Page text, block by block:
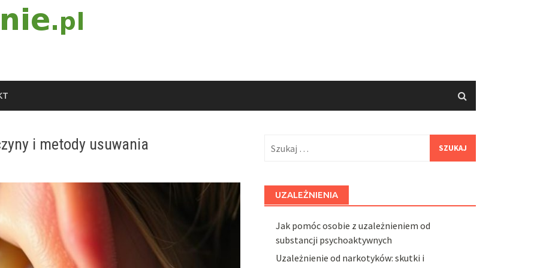
i metody usuwania
UZALEŻNIENIA
Jak pomóc osobie z uzależnieniem od
substancji psychoaktywnych
Uzależnienie od narkotyków: skutki i